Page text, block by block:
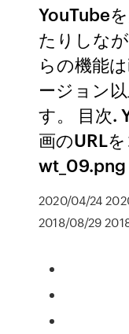
YouTube
たりしな
らの機能
ージョン
す。 目次.
画のURL
wt_09.png
2020/04/24
2018/08/29